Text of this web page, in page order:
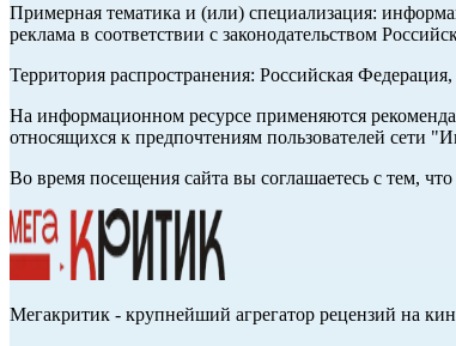
Примерная тематика и (или) специализация:
реклама в соответствии с законодательством
Территория распространения: Российская
На информационном ресурсе применяются
относящихся к предпочтениям пользователей сети
Во время посещения сайта вы соглашаетесь с тем,
Мегакритик - крупнейший агрегатор рецензий на